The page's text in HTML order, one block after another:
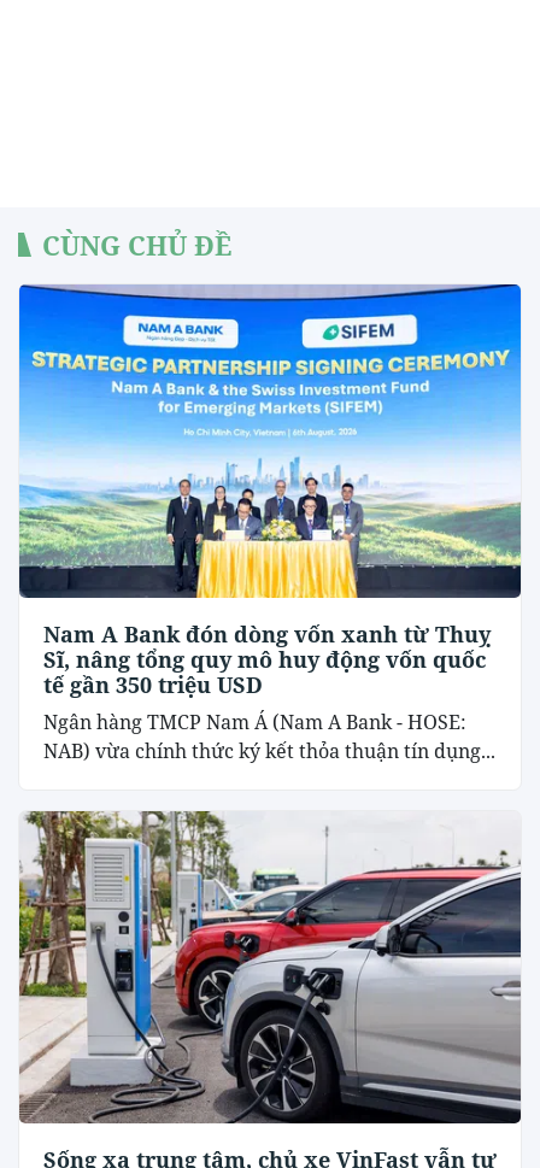
CÙNG CHỦ ĐỀ
Nam A Bank đón dòng vốn xanh từ Thuỵ
Sĩ, nâng tổng quy mô huy động vốn quốc
tế gần 350 triệu USD
Ngân hàng TMCP Nam Á (Nam A Bank - HOSE:
NAB) vừa chính thức ký kết thỏa thuận tín dụng...
Sống xa trung tâm, chủ xe VinFast vẫn tự